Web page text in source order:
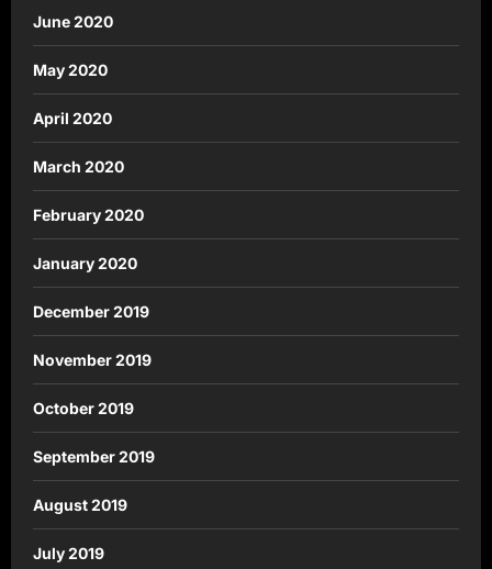
June 2020
May 2020
April 2020
March 2020
February 2020
January 2020
December 2019
November 2019
October 2019
September 2019
August 2019
July 2019